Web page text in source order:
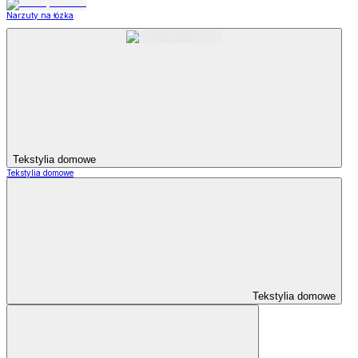
Narzuty na łózka
Tekstylia domowe
Tekstylia domowe
Tekstylia domowe